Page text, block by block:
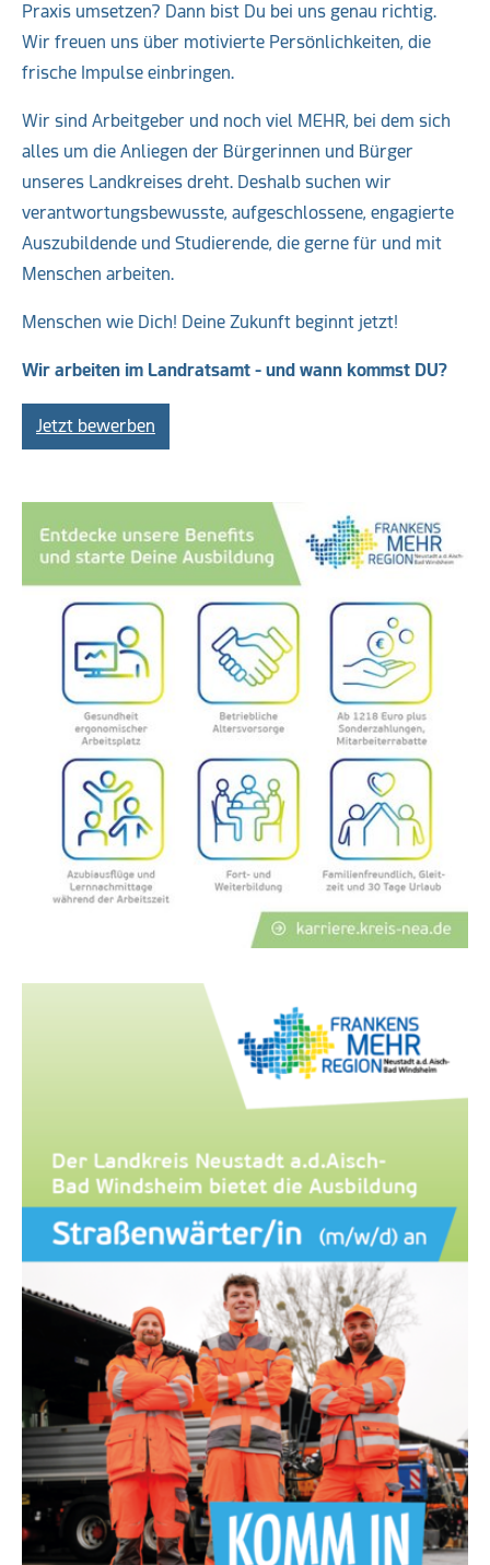
Praxis umsetzen? Dann bist Du bei uns genau richtig.
Wir freuen uns über motivierte Persönlichkeiten, die
frische Impulse einbringen.
Wir sind Arbeitgeber und noch viel MEHR, bei dem sich
alles um die Anliegen der Bürgerinnen und Bürger
unseres Landkreises dreht. Deshalb suchen wir
verantwortungsbewusste, aufgeschlossene, engagierte
Auszubildende und Studierende, die gerne für und mit
Menschen arbeiten.
Menschen wie Dich! Deine Zukunft beginnt jetzt!
Wir arbeiten im Landratsamt - und wann kommst DU?
Jetzt bewerben